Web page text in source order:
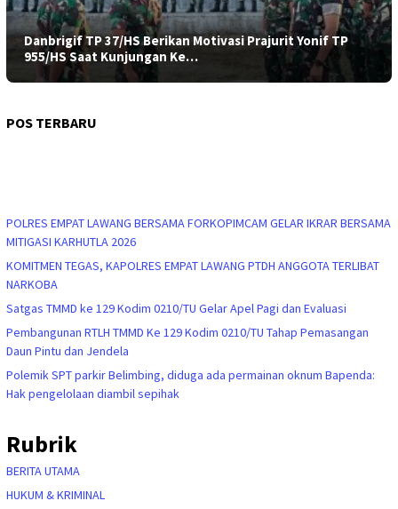
Danbrigif TP 37/HS Berikan Motivasi Prajurit Yonif TP
955/HS Saat Kunjungan Ke…
POS TERBARU
POLRES EMPAT LAWANG BERSAMA FORKOPIMCAM GELAR IKRAR BERSAMA
MITIGASI KARHUTLA 2026
KOMITMEN TEGAS, KAPOLRES EMPAT LAWANG PTDH ANGGOTA TERLIBAT
NARKOBA
Satgas TMMD ke 129 Kodim 0210/TU Gelar Apel Pagi dan Evaluasi
Pembangunan RTLH TMMD Ke 129 Kodim 0210/TU Tahap Pemasangan
Daun Pintu dan Jendela
Polemik SPT parkir Belimbing, diduga ada permainan oknum Bapenda:
Hak pengelolaan diambil sepihak
Rubrik
BERITA UTAMA
HUKUM & KRIMINAL